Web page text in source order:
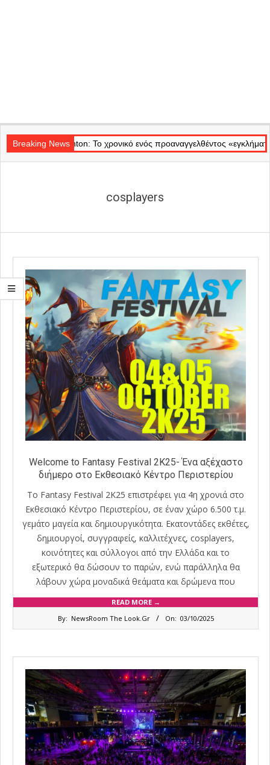
Navigation
Menu
Breaking News
Badminton: Το χρονικό ενός προαναγγελθέντος «εγκλήματος» στις
cosplayers
Welcome to Fantasy Festival 2K25- Ένα αξέχαστο
διήμερο στο Εκθεσιακό Κέντρο Περιστερίου
Το Fantasy Festival 2K25 επιστρέφει για 4η χρονιά στο
Εκθεσιακό Κέντρο Περιστερίου, σε έναν χώρο 6.500 τ.μ.
γεμάτο μαγεία και δημιουργικότητα. Εκατοντάδες εκθέτες,
δημιουργοί, συγγραφείς, καλλιτέχνες, cosplayers,
κοινότητες και σύλλογοι από την Ελλάδα και το
εξωτερικό θα δώσουν το παρών, ενώ παράλληλα θα
λάβουν χώρα μοναδικά θεάματα και δρώμενα που
READ MORE →
By: NewsRoom The Look.Gr On: 03/10/2025